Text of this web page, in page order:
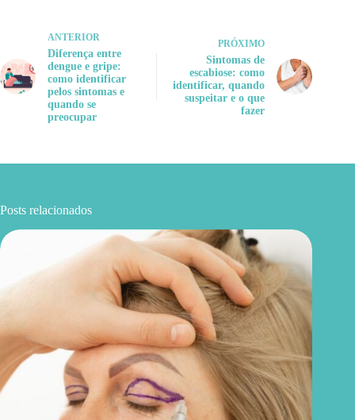
ANTERIOR
Diferença entre
dengue e gripe:
como identificar
pelos sintomas e
quando se
preocupar
PRÓXIMO
Sintomas de
escabiose: como
identificar, quando
suspeitar e o que
fazer
Posts relacionados